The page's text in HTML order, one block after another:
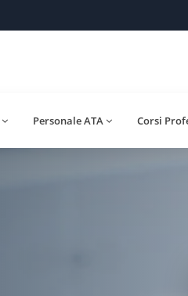
Personale ATA Corsi